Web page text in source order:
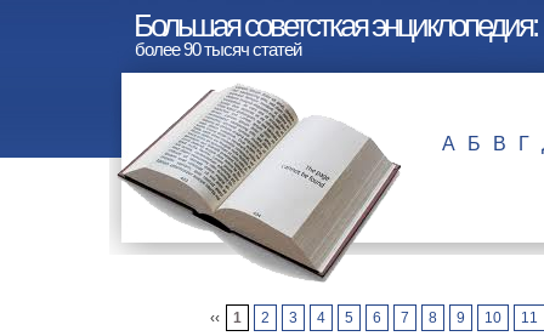
Большая советсткая
более 90 тысяч статей
А Б В Г
‹‹ 1 2 3 4 5 6 7 8 9 10 11